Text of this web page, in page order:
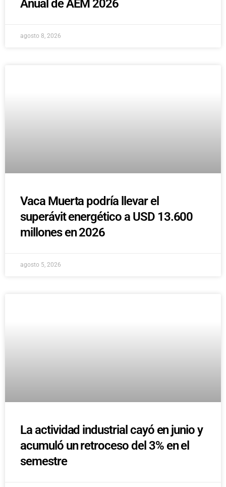
Anual de AEM 2026
agosto 8, 2026
Vaca Muerta podría llevar el
superávit energético a USD 13.600
millones en 2026
agosto 5, 2026
La actividad industrial cayó en junio y
acumuló un retroceso del 3% en el
semestre